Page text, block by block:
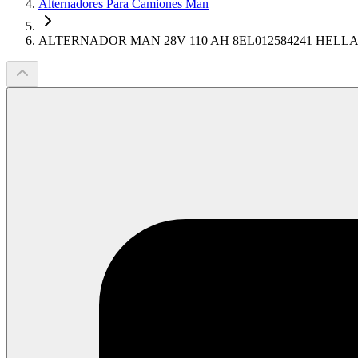
Alternadores Para Camiones Man
ALTERNADOR MAN 28V 110 AH 8EL012584241 HELLA